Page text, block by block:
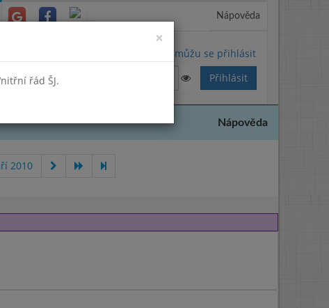
Nápověda
Nemůžu se přihlásit
Nápověda
2010
×
řád ŠJ.